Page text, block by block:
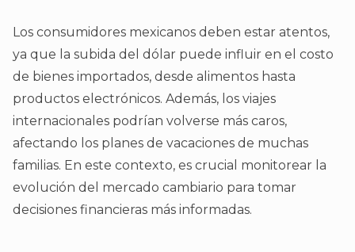
Los consumidores mexicanos deben estar atentos,
ya que la subida del dólar puede influir en el costo
de bienes importados, desde alimentos hasta
productos electrónicos. Además, los viajes
internacionales podrían volverse más caros,
afectando los planes de vacaciones de muchas
familias. En este contexto, es crucial monitorear la
evolución del mercado cambiario para tomar
decisiones financieras más informadas.